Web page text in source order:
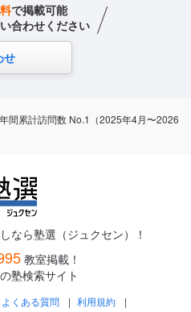
で掲載可能
合わせください
せ
累計訪問数 No.1（2025年4月〜2026
なら塾選（ジュクセン）！
教室掲載！
塾検索サイト
よくある質問
利用規約